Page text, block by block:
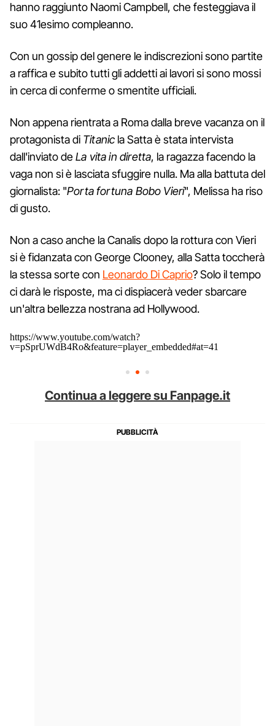
hanno raggiunto Naomi Campbell, che festeggiava il
suo 41esimo compleanno.
Con un gossip del genere le indiscrezioni sono partite
a raffica e subito tutti gli addetti ai lavori si sono mossi
in cerca di conferme o smentite ufficiali.
Non appena rientrata a Roma dalla breve vacanza on il
protagonista di Titanic la Satta è stata intervista
dall'inviato deLa vita in diretta, la ragazza facendo la
vaga non si è lasciata sfuggire nulla. Ma alla battuta del
giornalista: "Porta fortuna Bobo Vieri", Melissa ha riso
di gusto.
Non a caso anche la Canalis dopo la rottura con Vieri
si è fidanzata con George Clooney, alla Satta toccherà
la stessa sorte con Leonardo Di Caprio? Solo il tempo
ci darà le risposte, ma ci dispiacerà veder sbarcare
un'altra bellezza nostrana ad Hollywood.
https://www.youtube.com/watch?
v=pSprUWdB4Ro&feature=player_embedded#at=41
Continua a leggere su Fanpage.it